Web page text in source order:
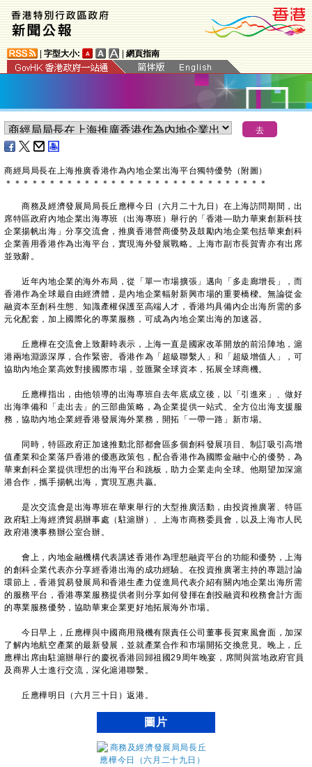
字型大小: 網頁指南
​商經局局長在上海推廣香港作為內地企業出海平台獨特優勢（附圖）
＊ ＊ ＊ ＊ ＊ ＊ ＊ ＊ ＊ ＊ ＊ ＊ ＊ ＊ ＊ ＊ ＊ ＊ ＊ ＊ ＊ ＊ ＊ ＊ ＊ ＊ ＊ ＊ ＊ ＊
商務及經濟發展局局長丘應樺今日（六月二十九日）在上海訪問期間，出
席特區政府內地企業出海專班（出海專班）舉行的「香港—助力華東創新科技
企業揚帆出海」分享交流會，推廣香港營商優勢及鼓勵內地企業包括華東創科
企業善用香港作為出海平台，實現海外發展戰略。上海市副市長賀青亦有出席
並致辭。
近年內地企業的海外布局，從「單一市場擴張」邁向「多走廊增長」，而
香港作為全球最自由經濟體，是內地企業輻射新興市場的重要橋樑。無論從金
融資本至創科生態、知識產權保護至高端人才，香港均具備內企出海所需的多
元化配套，加上國際化的專業服務，可成為內地企業出海的加速器。
丘應樺在交流會上致辭時表示，上海一直是國家改革開放的前沿陣地，滬
港兩地淵源深厚，合作緊密。香港作為「超級聯繫人」和「超級增值人」，可
協助內地企業高效對接國際市場，並匯聚全球資本，拓展全球商機。
丘應樺指出，由他領導的出海專班自去年底成立後，以「引進來」、做好
出海準備和「走出去」的三部曲策略，為企業提供一站式、全方位出海支援服
務，協助內地企業經香港發展海外業務，開拓「一帶一路」新市場。
同時，特區政府正加速推動北部都會區多個創科發展項目、制訂吸引高增
值產業和企業落戶香港的優惠政策包，配合香港作為國際金融中心的優勢，為
華東創科企業提供理想的出海平台和跳板，助力企業走向全球。他期望加深滬
港合作，攜手揚帆出海，實現互惠共贏。
是次交流會是出海專班在華東舉行的大型推廣活動，由投資推廣署、特區
政府駐上海經濟貿易辦事處（駐滬辦）、上海市商務委員會，以及上海市人民
政府港澳事務辦公室合辦。
會上，內地金融機構代表講述香港作為理想融資平台的功能和優勢，上海
的創科企業代表亦分享經香港出海的成功經驗。在投資推廣署主持的專題討論
環節上，香港貿易發展局和香港生產力促進局代表介紹有關內地企業出海所需
的服務平台，香港專業服務提供者則分享如何發揮在創投融資和稅務會計方面
的專業服務優勢，協助華東企業更好地拓展海外市場。
今日早上，丘應樺與中國商用飛機有限責任公司董事長賀東風會面，加深
了解內地航空產業的最新發展，並就產業合作和市場開拓交換意見。晚上，丘
應樺出席由駐滬辦舉行的慶祝香港回歸祖國29周年晚宴，席間與當地政府官員
及商界人士進行交流，深化滬港聯繫。
丘應樺明日（六月三十日）返港。
圖片